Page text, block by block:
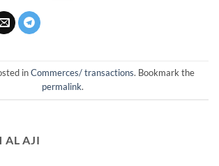
inCommerces/ transactions. Bookmark the
permalink.
AL AJI